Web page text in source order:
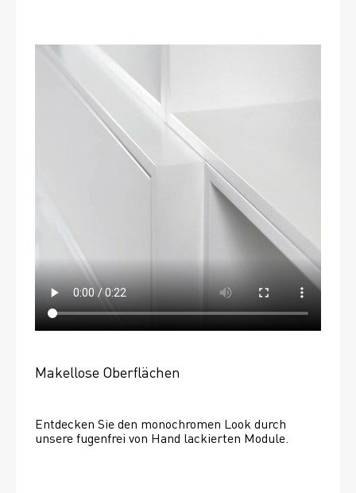
Makellose Oberflächen
Entdecken Sie den monochromen Look durch
unsere fugenfrei von Hand lackierten Module.